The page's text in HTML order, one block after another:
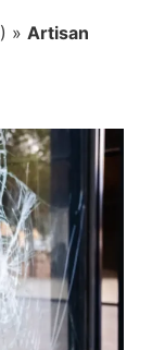
» Artisan